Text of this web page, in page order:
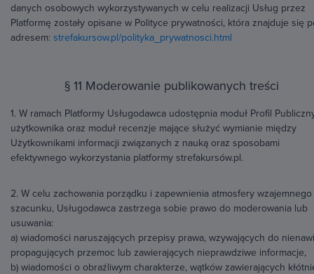
danych osobowych wykorzystywanych w celu realizacji Usług przez
Platformę zostały opisane w Polityce prywatności, która znajduje się
adresem: strefakursow.pl/polityka_prywatnosci.html
§ 11 Moderowanie publikowanych treści
1. W ramach Platformy Usługodawca udostępnia moduł Profil
użytkownika oraz moduł recenzje mające służyć wymianie między
Użytkownikami informacji związanych z nauką oraz sposobami
efektywnego wykorzystania platformy strefakursów.pl.
2. W celu zachowania porządku i zapewnienia atmosfery wzajemnego
szacunku, Usługodawca zastrzega sobie prawo do moderowania lub
usuwania:
a) wiadomości naruszających przepisy prawa, wzywających do
propagujących przemoc lub zawierających nieprawdziwe informacje,
b) wiadomości o obraźliwym charakterze, wątków zawierających